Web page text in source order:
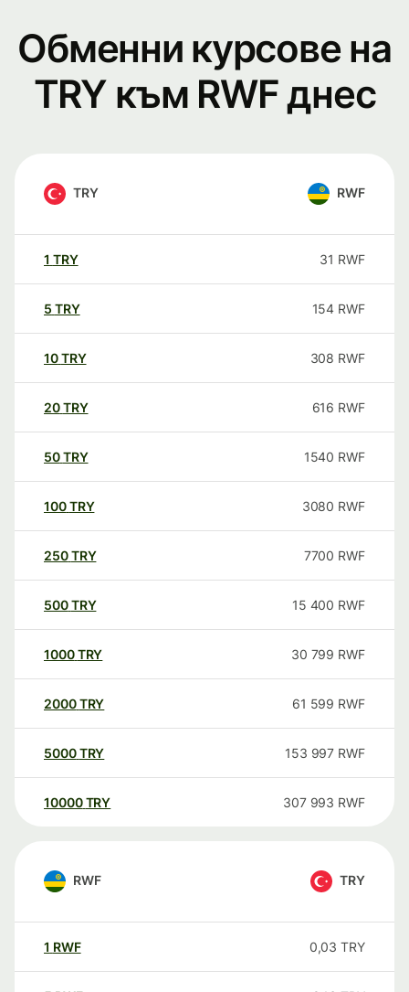
Обменни курсове на
TRY към RWF днес
TRY RWF
1 TRY 31 RWF
5 TRY 154 RWF
10TRY 308 RWF
20TRY 616 RWF
50TRY 1540 RWF
100TRY 3080 RWF
250TRY 7700 RWF
500TRY 15 400 RWF
1000TRY 30 799 RWF
2000TRY 61 599 RWF
5000TRY 153 997 RWF
10000 TRY 307 993 RWF
RWF TRY
1 RWF 0,03 TRY